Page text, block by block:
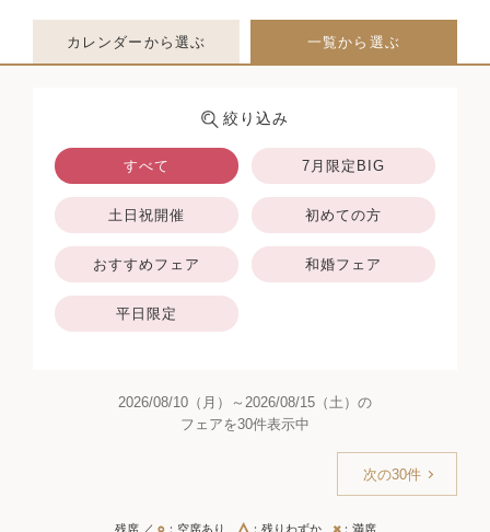
カレンダーから選ぶ 一覧から選ぶ
絞り込み
すべて 7月限定BIG
土日祝開催 初めての方
おすすめフェア 和婚フェア
平日限定
2026/08/10（月）～2026/08/15（土）の
フェアを30件表示中
残席 ／ ○：空席あり △ ：残りわずか ×：満席